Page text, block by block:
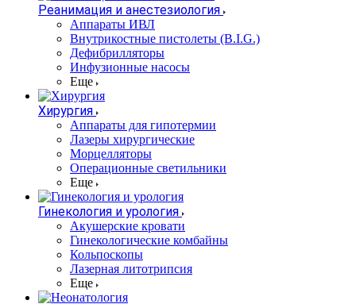
Реанимация и анестезиология
Аппараты ИВЛ
Внутрикостные пистолеты (B.I.G.)
Дефибрилляторы
Инфузионные насосы
Еще
Хирургия
Аппараты для гипотермии
Лазеры хирургические
Морцелляторы
Операционные светильники
Еще
Гинекология и урология
Акушерские кровати
Гинекологические комбайны
Кольпоскопы
Лазерная литотрипсия
Еще